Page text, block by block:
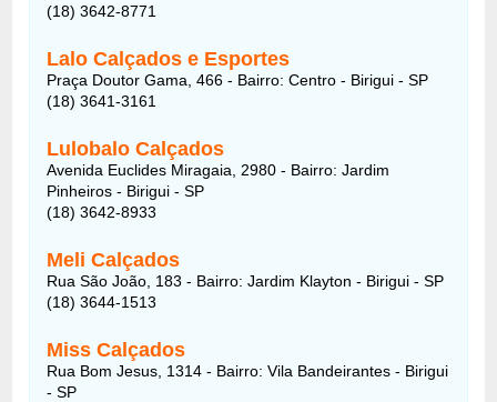
(18) 3642-8771
Lalo Calçados e Esportes
Praça Doutor Gama, 466 - Bairro: Centro - Birigui - SP
(18) 3641-3161
Lulobalo Calçados
Avenida Euclides Miragaia, 2980 - Bairro: Jardim
Pinheiros - Birigui - SP
(18) 3642-8933
Meli Calçados
Rua São João, 183 - Bairro: Jardim Klayton - Birigui - SP
(18) 3644-1513
Miss Calçados
Rua Bom Jesus, 1314 - Bairro: Vila Bandeirantes - Birigui
- SP